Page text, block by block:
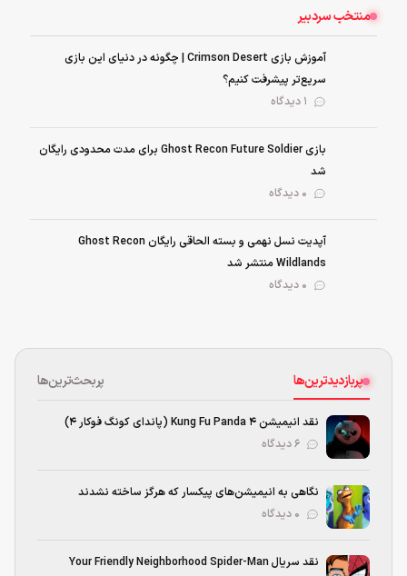
منتخب سردبیر
آموزش بازی Crimson Desert | چگونه در دنیای این بازی
سریع‌تر پیشرفت کنیم؟
بازی Ghost Recon Future Soldier برای مدت محدودی رایگان
شد
آپدیت نسل نهمی و بسته الحاقی رایگان Ghost Recon
Wildlands منتشر شد
پربازدیدترین‌ها پربحث‌ترین‌ها
نقد انیمیشن Kung Fu Panda 4 (پاندای کونگ‌ فوکار ۴)
نگاهی به انیمیشن‌های پیکسار که هرگز ساخته نشدند
نقد سریال Your Friendly Neighborhood Spider-Man